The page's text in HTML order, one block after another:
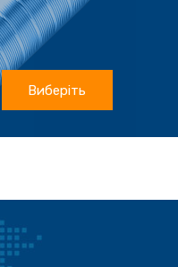
Виберіть